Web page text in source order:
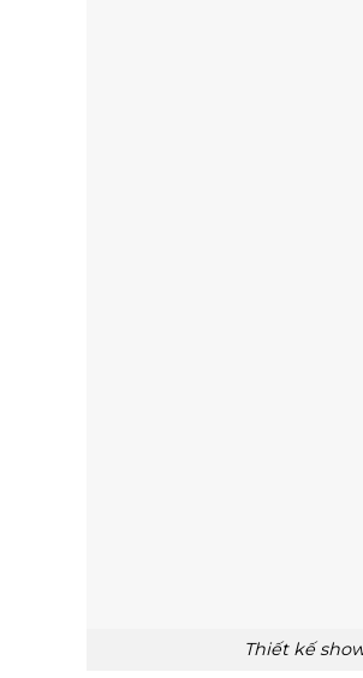
Thiết kế